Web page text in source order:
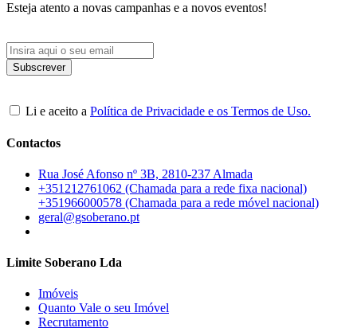
Esteja atento a novas campanhas e a novos eventos!
Li e aceito a Política de Privacidade e os Termos de Uso.
Contactos
Rua José Afonso nº 3B, 2810-237 Almada
+351212761062 (Chamada para a rede fixa nacional)
+351966000578 (Chamada para a rede móvel nacional)
geral@gsoberano.pt
Limite Soberano Lda
Imóveis
Quanto Vale o seu Imóvel
Recrutamento